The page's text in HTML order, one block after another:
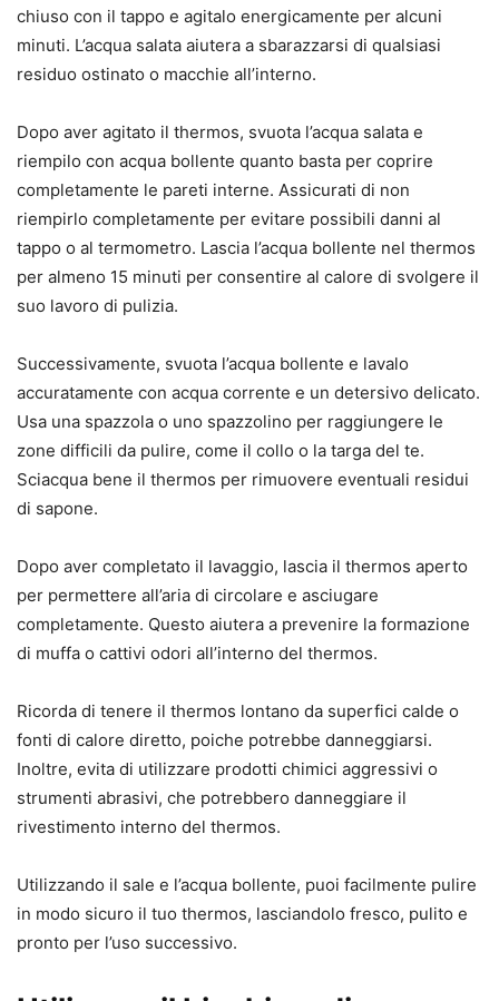
chiuso con il tappo e agitalo energicamente per alcuni
minuti. L’acqua salata aiutera a sbarazzarsi di qualsiasi
residuo ostinato o macchie all’interno.
Dopo aver agitato il thermos, svuota l’acqua salata e
riempilo con acqua bollente quanto basta per coprire
completamente le pareti interne. Assicurati di non
riempirlo completamente per evitare possibili danni al
tappo o al termometro. Lascia l’acqua bollente nel thermos
per almeno 15 minuti per consentire al calore di svolgere il
suo lavoro di pulizia.
Successivamente, svuota l’acqua bollente e lavalo
accuratamente con acqua corrente e un detersivo delicato.
Usa una spazzola o uno spazzolino per raggiungere le
zone difficili da pulire, come il collo o la targa del te.
Sciacqua bene il thermos per rimuovere eventuali residui
di sapone.
Dopo aver completato il lavaggio, lascia il thermos aperto
per permettere all’aria di circolare e asciugare
completamente. Questo aiutera a prevenire la formazione
di muffa o cattivi odori all’interno del thermos.
Ricorda di tenere il thermos lontano da superfici calde o
fonti di calore diretto, poiche potrebbe danneggiarsi.
Inoltre, evita di utilizzare prodotti chimici aggressivi o
strumenti abrasivi, che potrebbero danneggiare il
rivestimento interno del thermos.
Utilizzando il sale e l’acqua bollente, puoi facilmente pulire
in modo sicuro il tuo thermos, lasciandolo fresco, pulito e
pronto per l’uso successivo.